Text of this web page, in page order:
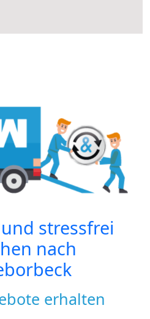
stressfrei
nach
erhalten